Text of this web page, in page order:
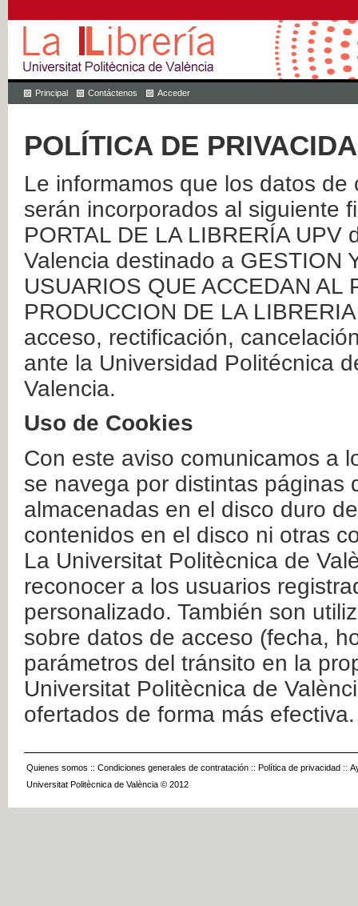
Principal Contáctenos Acceder
POLÍTICA DE
Le informamos que los datos
serán incorporados al siguiente
PORTAL DE LA LIBRERÍA
Valencia destinado a GESTION
USUARIOS QUE ACCEDAN AL
PRODUCCION DE LA
acceso, rectificación,
ante la Universidad Politécnica
Valencia.
Uso de Cookies
Con este aviso comunicamos a
se navega por distintas páginas
almacenadas en el disco duro
contenidos en el disco ni otras
La Universitat Politècnica de
reconocer a los usuarios
personalizado. También son
sobre datos de acceso (fecha,
parámetros del tránsito en la
Universitat Politècnica de
ofertados de forma más efectiva.
Quienes somos :: Condiciones generales de contratación :: Política de privacidad ::
Universitat Politècnica de València © 2012